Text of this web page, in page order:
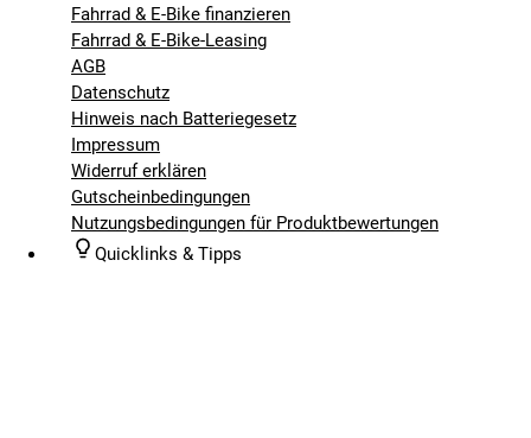
Fahrrad & E-Bike finanzieren
Fahrrad & E-Bike-Leasing
AGB
Datenschutz
Hinweis nach Batteriegesetz
Impressum
Widerruf erklären
Gutscheinbedingungen
Nutzungsbedingungen für Produktbewertungen
Quicklinks & Tipps